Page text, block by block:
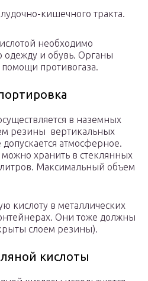
кишечного тракта.
необходимо
одежду и обувь. Органы
противогаза.
в наземных
резины вертикальных
атмосферное.
хранить в стеклянных
Максимальный объем
кислоту в металлических
Они тоже должны
слоем резины).
кислоты